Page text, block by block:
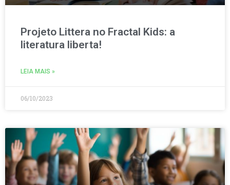
Projeto Littera no Fractal Kids: a
literatura liberta!
LEIA MAIS »
06/10/2023